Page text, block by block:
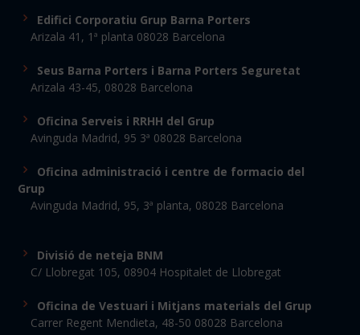
Edifici Corporatiu Grup Barna Porters
Arizala 41, 1ª planta 08028 Barcelona
Seus Barna Porters i Barna Porters Seguretat
Arizala 43-45, 08028 Barcelona
Oficina Serveis i RRHH del Grup
Avinguda Madrid, 95 3ª 08028 Barcelona
Oficina administració i centre de formacio del
Grup
Avinguda Madrid, 95, 3ª planta, 08028 Barcelona
Divisió de neteja BNM
C/ Llobregat 105, 08904 Hospitalet de Llobregat
Oficina de Vestuari i Mitjans materials del Grup
Carrer Regent Mendieta, 48-50 08028 Barcelona